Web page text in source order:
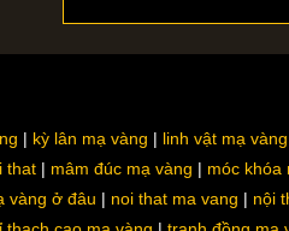
kỳ lân mạ vàng linh vật mạ vàng
that mâm đúc mạ vàng móc khóa
vàng ở đâu noi that ma vang nội